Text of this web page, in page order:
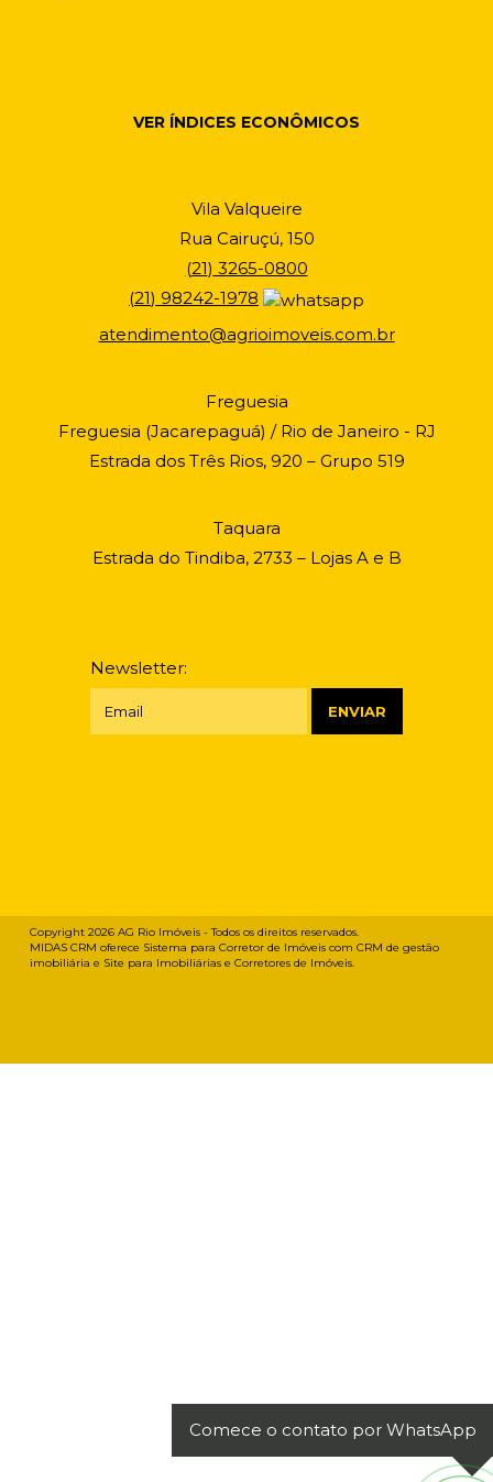
VER ÍNDICES ECONÔMICOS
Vila Valqueire
Rua Cairuçú, 150
(21) 3265-0800
(21) 98242-1978
atendimento@agrioimoveis.com.br
Freguesia
Freguesia (Jacarepaguá) / Rio de Janeiro - RJ
Estrada dos Três Rios, 920 – Grupo 519
Taquara
Estrada do Tindiba, 2733 – Lojas A e B
Newsletter:
Comece o contato por WhatsApp
Copyright 2026 AG Rio Imóveis - Todos os direitos reservados.
MIDAS CRM oferece Sistema para Corretor de Imóveis com CRM de gestão
imobiliária e Site para Imobiliárias e Corretores de Imóveis.